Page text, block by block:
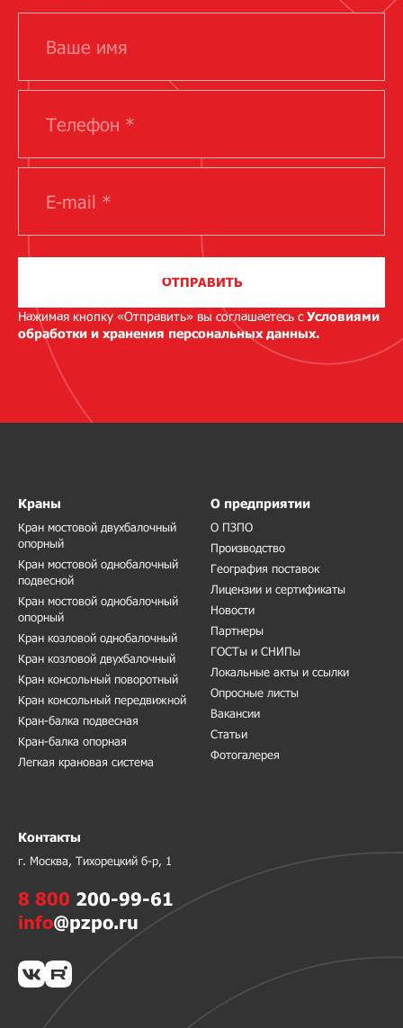
ОТПРАВИТЬ
Нажимая кнопку «Отправить» вы соглашаетесь сУсловиями
обработки и хранения персональных данных.
Краны
Кран мостовой двухбалочный
опорный
Кран мостовой однобалочный
подвесной
Кран мостовой однобалочный
опорный
Кран козловой однобалочный
Кран козловой двухбалочный
Кран консольный поворотный
Кран консольный передвижной
Кран-балка подвесная
Кран-балка опорная
Легкая крановая система
О предприятии
О ПЗПО
Производство
География поставок
Лицензии и сертификаты
Новости
Партнеры
ГОСТы и СНИПы
Локальные акты и ссылки
Опросные листы
Вакансии
Статьи
Фотогалерея
Контакты
г. Москва, Тихорецкий б-р, 1
8 800 200-99-61
info@pzpo.ru